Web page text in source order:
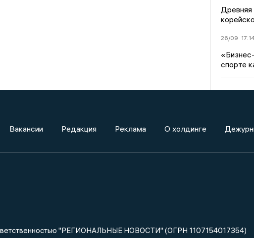
Древняя
26/09 17:14
спорте
Вакансии Редакция Реклама О холдинге
"РЕГИОНАЛЬНЫЕ НОВОСТИ" (ОГРН 1107154017354)